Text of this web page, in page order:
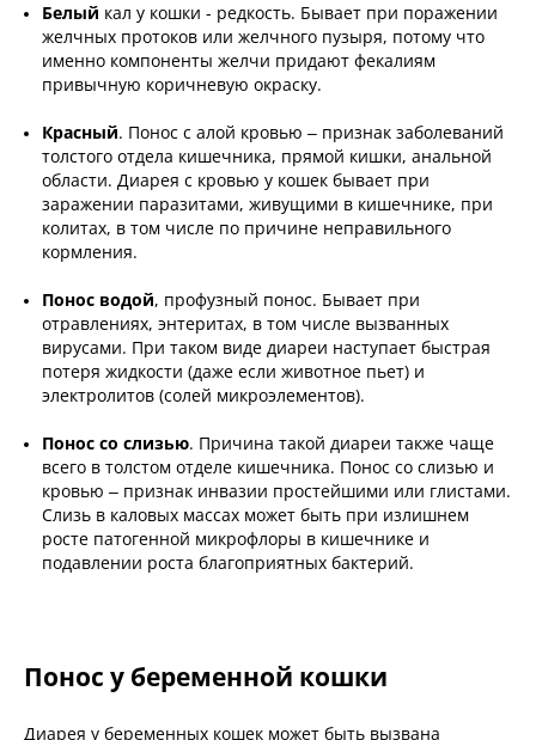
Белый кал у кошки - редкость. Бывает при поражении
желчных протоков или желчного пузыря, потому что
именно компоненты желчи придают фекалиям
привычную коричневую окраску.
Красный. Понос с алой кровью – признак заболеваний
толстого отдела кишечника, прямой кишки, анальной
области. Диарея с кровью у кошек бывает при
заражении паразитами, живущими в кишечнике, при
колитах, в том числе по причине неправильного
кормления.
Понос водой, профузный понос. Бывает при
отравлениях, энтеритах, в том числе вызванных
вирусами. При таком виде диареи наступает быстрая
потеря жидкости (даже если животное пьет) и
электролитов (солей микроэлементов).
Понос со слизью. Причина такой диареи также чаще
всего в толстом отделе кишечника. Понос со слизью и
кровью – признак инвазии простейшими или глистами.
Слизь в каловых массах может быть при излишнем
росте патогенной микрофлоры в кишечнике и
подавлении роста благоприятных бактерий.
Понос у беременной кошки
Диарея у беременных кошек может быть вызвана